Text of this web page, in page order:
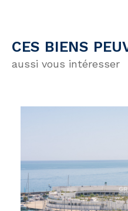
CES BIENS
aussi vous intéresser